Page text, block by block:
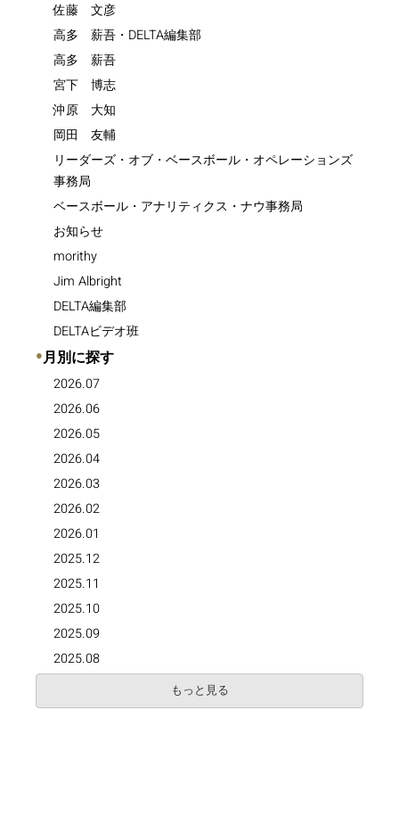
佐藤 文彦
高多 薪吾・DELTA編集部
高多 薪吾
宮下 博志
沖原 大知
岡田 友輔
リーダーズ・オブ・ベースボール・オペレーションズ
事務局
ベースボール・アナリティクス・ナウ事務局
お知らせ
morithy
Jim Albright
DELTA編集部
DELTAビデオ班
●月別に探す
2026.07
2026.06
2026.05
2026.04
2026.03
2026.02
2026.01
2025.12
2025.11
2025.10
2025.09
2025.08
もっと見る